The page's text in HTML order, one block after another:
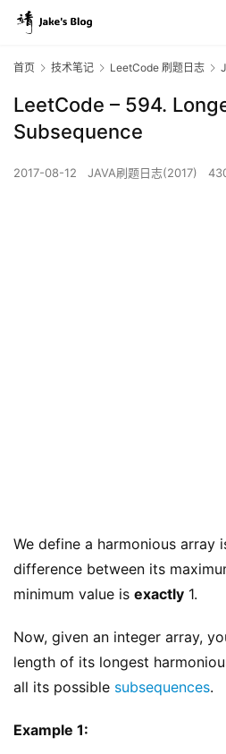
首页 技术笔记 LeetCode 刷题日志
LeetCode – 594.
Subsequence
2017-08-12 JAVA刷题日志(2017)
We define a harmonious array
difference between its
minimum value is exactly 1.
Now, given an integer array,
length of its longest
all its possible subsequences.
Example 1: